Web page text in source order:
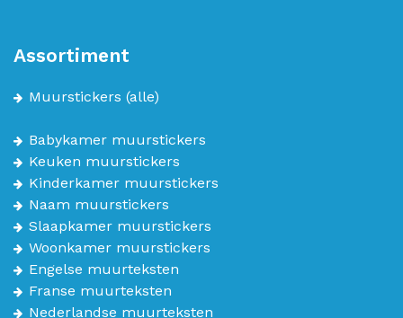
Assortiment
Muurstickers (alle)
Babykamer muurstickers
Keuken muurstickers
Kinderkamer muurstickers
Naam muurstickers
Slaapkamer muurstickers
Woonkamer muurstickers
Engelse muurteksten
Franse muurteksten
Nederlandse muurteksten